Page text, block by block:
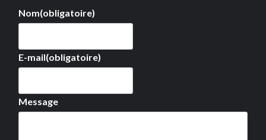
Nom(obligatoire)
E-mail(obligatoire)
Message